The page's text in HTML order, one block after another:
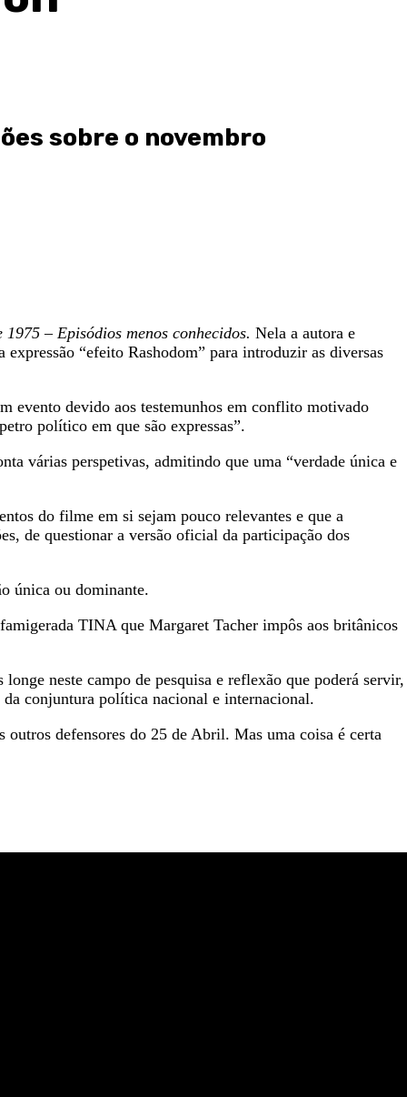
sobre o novembro
– Episódios menos conhecidos. Nela a autora e
“efeito Rashodom” para introduzir as diversas
evento devido aos testemunhos em conflito motivado
político em que são expressas”.
várias perspetivas, admitindo que uma “verdade única e
do filme em si sejam pouco relevantes e que a
de questionar a versão oficial da participação dos
única ou dominante.
TINA que Margaret Tacher impôs aos britânicos
neste campo de pesquisa e reflexão que poderá servir,
da conjuntura política nacional e internacional.
defensores do 25 de Abril. Mas uma coisa é certa